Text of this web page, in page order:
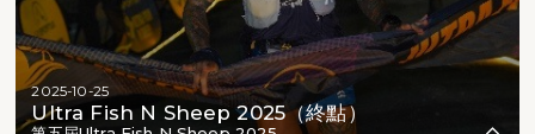
2025-10-25
Ultra Fish N Sheep 2025（終點）